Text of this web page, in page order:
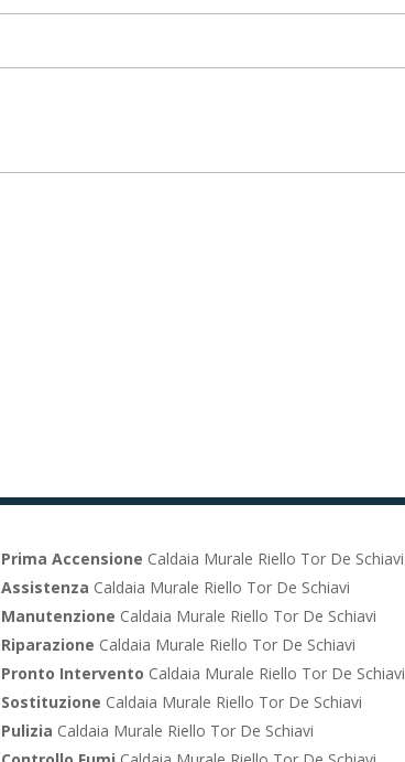
Prima Accensione Caldaia Murale Riello Tor De Schiavi
Assistenza Caldaia Murale Riello Tor De Schiavi
Manutenzione Caldaia Murale Riello Tor De Schiavi
Riparazione Caldaia Murale Riello Tor De Schiavi
Pronto Intervento Caldaia Murale Riello Tor De Schiavi
Sostituzione Caldaia Murale Riello Tor De Schiavi
Pulizia Caldaia Murale Riello Tor De Schiavi